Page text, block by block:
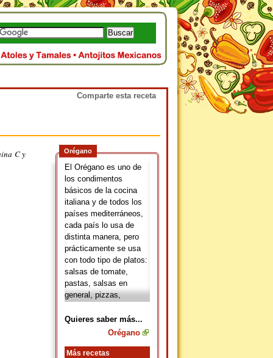
C y Orégano
El Orégano es uno de
los condimentos
básicos de la cocina
italiana y de todos los
países mediterráneos,
cada país lo usa de
distinta manera, pero
prácticamente se usa
con todo tipo de platos:
salsas de tomate,
pastas, salsas en
general, pizzas,
pollo, verduras, cordero,
estofados, aceites
marinadas,…Se usa
Quieres saber más...
Orégano
Más recetas
Comparte esta receta